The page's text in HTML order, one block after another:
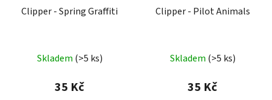
Clipper - Spring Graffiti
Skladem (>5 ks)
35 Kč
Clipper - Pilot Animals
Skladem (>5 ks)
35 Kč